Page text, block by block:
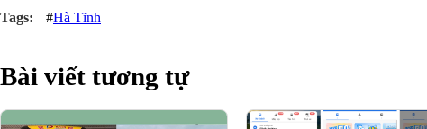
#Hà Tĩnh
Bài viết tương tự